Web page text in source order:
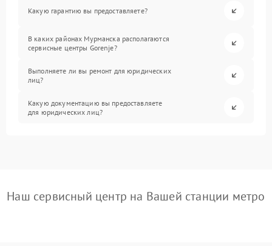
Какую гарантию вы предоставляете?
В каких районах Мурманска располагаются
сервисные центры Gorenje?
Выполняете ли вы ремонт для юридических
лиц?
Какую документацию вы предоставляете
для юридических лиц?
Наш сервисный центр на Вашей станции метро